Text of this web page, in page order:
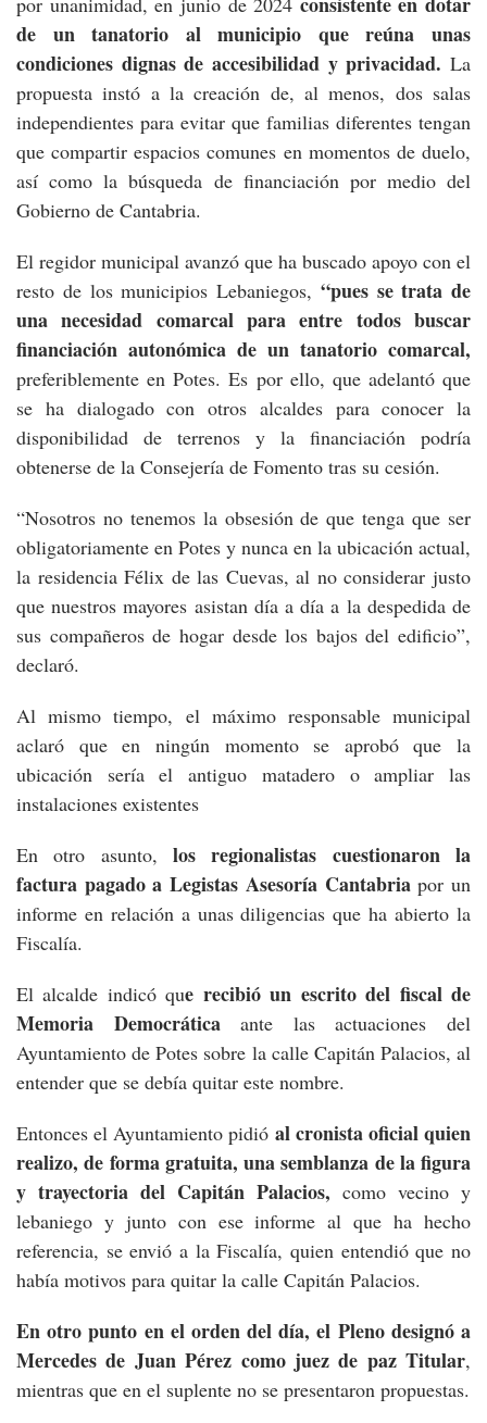
de un tanatorio al municipio que reúna unas
condiciones dignas de accesibilidad y privacidad. La
propuesta instó a la creación de, al menos, dos salas
independientes para evitar que familias diferentes tengan
que compartir espacios comunes en momentos de duelo,
así como la búsqueda de financiación por medio del
Gobierno de Cantabria.
El regidor municipal avanzó que ha buscado apoyo con el
resto de los municipios Lebaniegos, “pues se trata de
una necesidad comarcal para entre todos buscar
financiación autonómica de un tanatorio comarcal,
preferiblemente en Potes. Es por ello, que adelantó que
se ha dialogado con otros alcaldes para conocer la
disponibilidad de terrenos y la financiación podría
obtenerse de la Consejería de Fomento tras su cesión.
“Nosotros no tenemos la obsesión de que tenga que ser
obligatoriamente en Potes y nunca en la ubicación actual,
la residencia Félix de las Cuevas, al no considerar justo
que nuestros mayores asistan día a día a la despedida de
sus compañeros de hogar desde los bajos del edificio”,
declaró.
Al mismo tiempo, el máximo responsable municipal
aclaró que en ningún momento se aprobó que la
ubicación sería el antiguo matadero o ampliar las
instalaciones existentes
En otro asunto, los regionalistas cuestionaron la
factura pagado a Legistas Asesoría Cantabriapor un
informe en relación a unas diligencias que ha abierto la
Fiscalía.
El alcalde indicó que recibió un escrito del fiscal de
Memoria Democráticaante las actuaciones del
Ayuntamiento de Potes sobre la calle Capitán Palacios, al
entender que se debía quitar este nombre.
Entonces el Ayuntamiento pidió al cronista oficial quien
realizo, de forma gratuita, una semblanza de la figura
y trayectoria del Capitán Palacios, como vecino y
lebaniego y junto con ese informe al que ha hecho
referencia, se envió a la Fiscalía, quien entendió que no
había motivos para quitar la calle Capitán Palacios.
En otro punto en el orden del día, el Pleno designó a
Mercedes de Juan Pérez como juez de paz Titular,
mientras que en el suplente no se presentaron propuestas.